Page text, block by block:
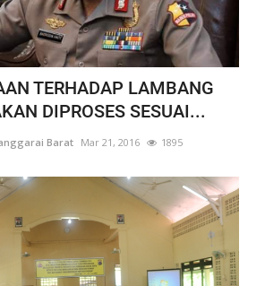
TERHADAP LAMBANG
DIPROSES SESUAI...
Barat Mar 21, 2016 1895